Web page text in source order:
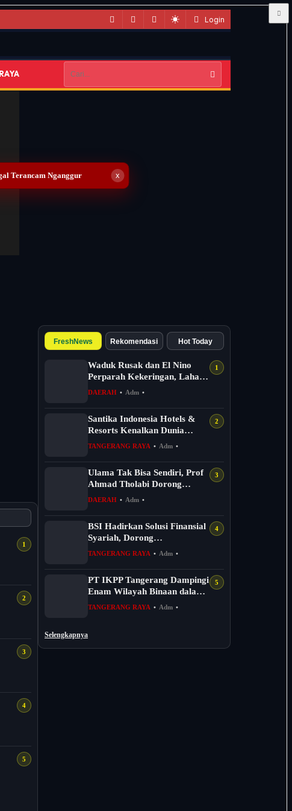
Login
FreshNews Rekomendasi Hot Today
Waduk Rusak dan El Nino
Perparah Kekeringan, Lahan
Pertanian Desa Kreman Tegal
DAERAH • Adm •
Santika Indonesia Hotels &
Resorts Kenalkan Dunia
Perhotelan Kepada Anak-anak
TANGERANG RAYA • Adm •
Ulama Tak Bisa Sendiri, Prof
Ahmad Tholabi Dorong
Ijtihad Multidisipliner
DAERAH • Adm •
BSI Hadirkan Solusi Finansial
Syariah, Dorong
Keseimbangan Spiritual dan
TANGERANG RAYA • Adm •
PT IKPP Tangerang Dampingi
Enam Wilayah Binaan dalam
Verifikasi Kampung Iklim
TANGERANG RAYA • Adm •
Selengkapnya
x
Terancam Nganggur